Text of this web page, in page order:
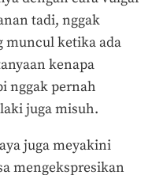
tadi, nggak
muncul ketika ada
kenapa
nggak pernah
juga misuh.
juga meyakini
mengekspresikan